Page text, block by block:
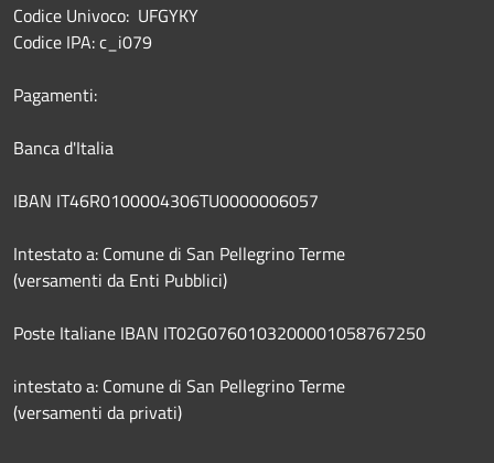
Codice Univoco: UFGYKY
Codice IPA: c_i079
Pagamenti:
Banca d'Italia
IBAN IT46R0100004306TU0000006057
Intestato a: Comune di San Pellegrino Terme
(versamenti da Enti Pubblici)
Poste Italiane IBAN IT02G0760103200001058767250
intestato a: Comune di San Pellegrino Terme
(versamenti da privati)